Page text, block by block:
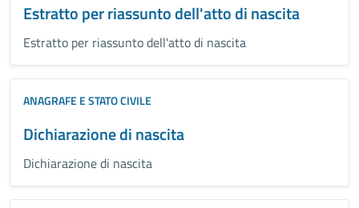
Estratto per riassunto dell'atto di nascita
Estratto per riassunto dell'atto di nascita
ANAGRAFE E STATO CIVILE
Dichiarazione di nascita
Dichiarazione di nascita